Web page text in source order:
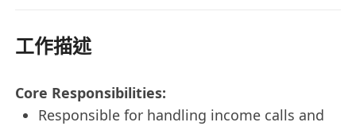
工作描述
Core Responsibilities:
Responsible for handling income calls and